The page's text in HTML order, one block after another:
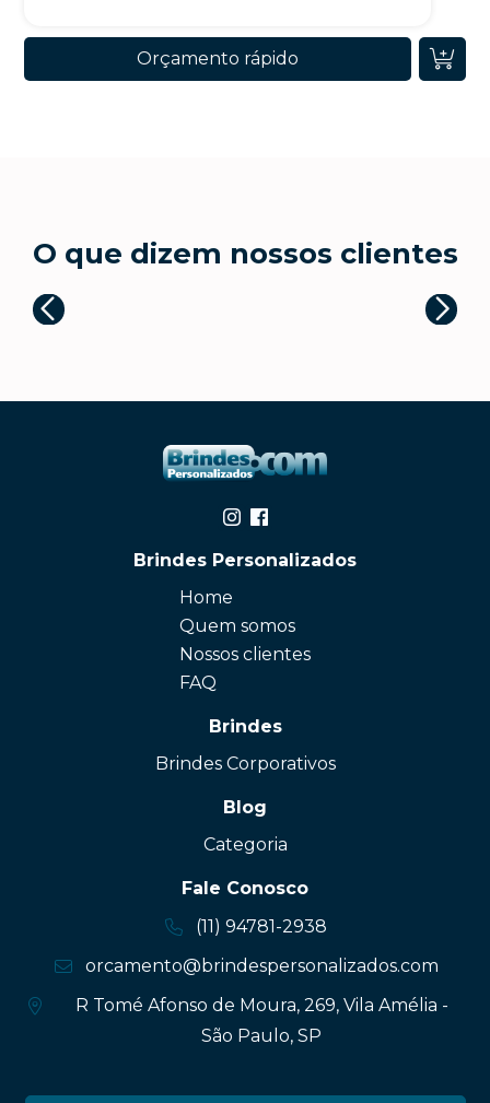
Orçamento rápido
O que dizem nossos clientes
Brindes Personalizados
Home
Quem somos
Nossos clientes
FAQ
Brindes
Brindes Corporativos
Blog
Categoria
Fale Conosco
(11) 94781-2938
orcamento@brindespersonalizados.com
R Tomé Afonso de Moura, 269, Vila Amélia -
São Paulo, SP